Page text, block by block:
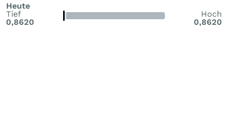
Heute
Tief
0,8620
Hoch
0,8620